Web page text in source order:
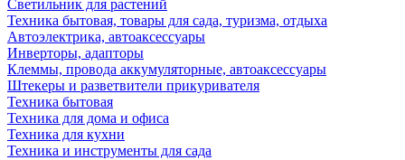
Светильник для растений
Техника бытовая, товары для сада, туризма, отдыха
Автоэлектрика, автоаксессуары
Инверторы, адапторы
Клеммы, провода аккумуляторные, автоаксессуары
Штекеры и разветвители прикуривателя
Техника бытовая
Техника для дома и офиса
Техника для кухни
Техника и инструменты для сада